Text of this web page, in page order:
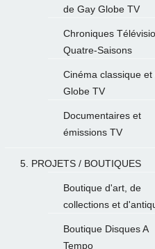
de Gay Globe TV
Chroniques
Quatre-Saisons
Cinéma classique et
Globe TV
Documentaires et
émissions TV
5. PROJETS / BOUTIQUES
Boutique d'art, de
collections et
Boutique Disques A
Tempo